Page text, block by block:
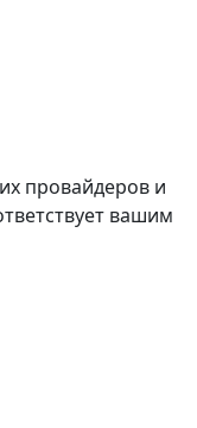
провайдеров и
вашим